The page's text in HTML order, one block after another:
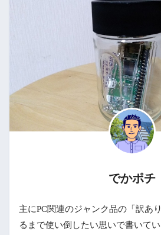
でかポチ
主にPC関連のジャンク品の「訳あ
るまで使い倒したい思いで書いてい